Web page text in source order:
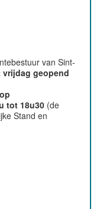
van Sint-
vrijdag geopend
tot 18u30 (de
Stand en